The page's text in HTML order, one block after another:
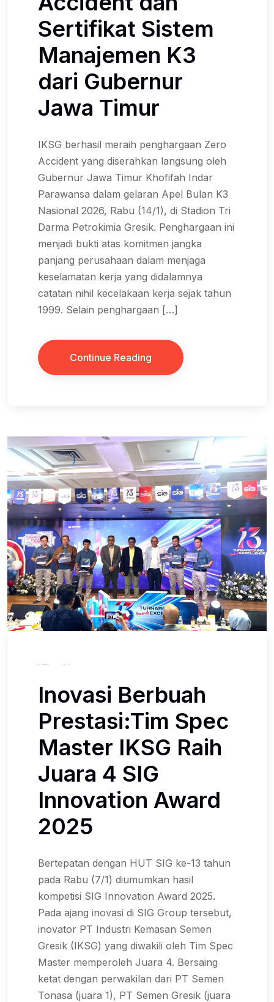
Sertifikat Sistem
Manajemen K3
dari Gubernur
Jawa Timur
IKSG berhasil meraih penghargaan Zero
Accident yang diserahkan langsung oleh
Gubernur Jawa Timur Khofifah Indar
Parawansa dalam gelaran Apel Bulan K3
Nasional 2026, Rabu (14/1), di Stadion Tri
Darma Petrokimia Gresik. Penghargaan ini
menjadi bukti atas komitmen jangka
panjang perusahaan dalam menjaga
keselamatan kerja yang didalamnya
catatan nihil kecelakaan kerja sejak tahun
1999. Selain penghargaan […]
Continue Reading
Inovasi Berbuah
Prestasi:Tim Spec
Master IKSG Raih
Juara 4 SIG
Innovation Award
2025
Bertepatan dengan HUT SIG ke-13 tahun
pada Rabu (7/1) diumumkan hasil
kompetisi SIG Innovation Award 2025.
Pada ajang inovasi di SIG Group tersebut,
inovator PT Industri Kemasan Semen
Gresik (IKSG) yang diwakili oleh Tim Spec
Master memperoleh Juara 4. Bersaing
ketat dengan perwakilan dari PT Semen
Tonasa (juara 1), PT Semen Gresik (juara